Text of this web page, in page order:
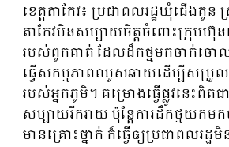
ខេត្តតាកែវ៖ ប្រជាពលរដ្ឋឃុំជើងគួន
តាកែវមិនសប្បាយចិត្តចំពោះក្រុមហ៊ុនធ្វ
របស់ពួកគាត់ ដែលដឹកថ្មមកចាក់
ធ្វើសកម្មភាពឈូសឆាយដើម្បីសម្រួល
របស់អ្នកភូមិ។ គម្រោងធ្វើផ្លូវនេះពិតជ
សប្បាយរីករាយ ប៉ុន្តែការដឹកថ្មយកម
មានគ្រោះថ្នាក់ ក៏ធ្វើឲ្យប្រជាពលរដ្ឋ